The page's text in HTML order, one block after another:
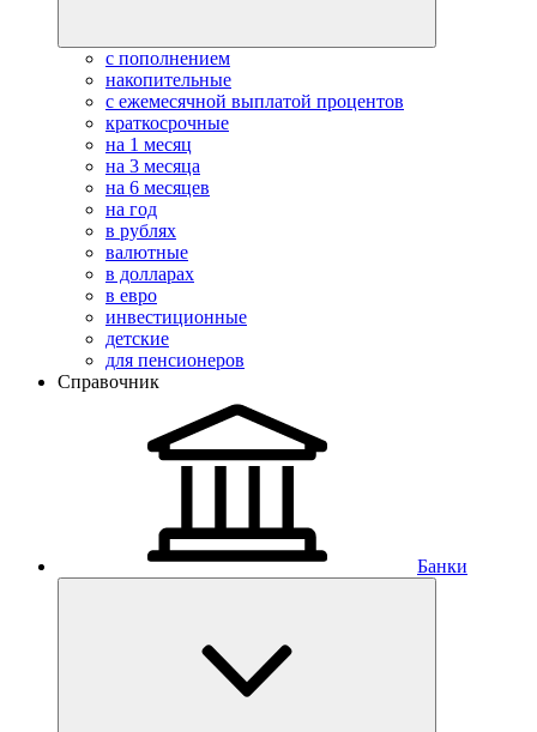
с пополнением
накопительные
с ежемесячной выплатой процентов
краткосрочные
на 1 месяц
на 3 месяца
на 6 месяцев
на год
в рублях
валютные
в долларах
в евро
инвестиционные
детские
для пенсионеров
Справочник
Банки